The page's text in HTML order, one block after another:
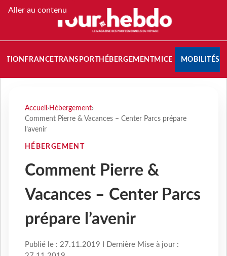
Aller au contenu
FRANCETRANSPORT HÉBERGEMENTMICE MOBILITÉS
Accueil › Hébergement›
Comment Pierre & Vacances – Center Parcs prépare
l’avenir
HÉBERGEMENT
Comment Pierre &
Vacances – Center Parcs
prépare l’avenir
Publié le : 27.11.2019 I Dernière Mise à jour :